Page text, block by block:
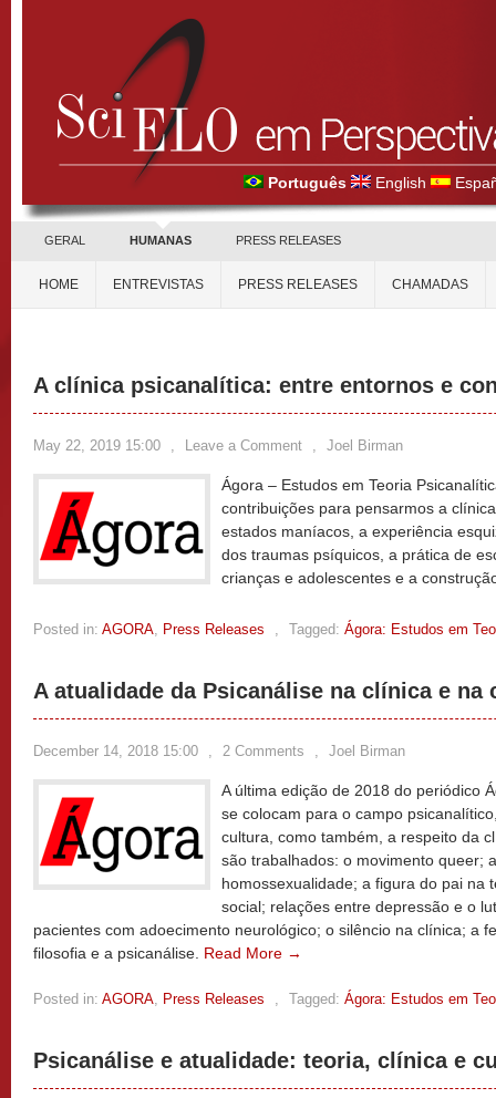
Português English
GERAL HUMANAS PRESS RELEASES
HOME ENTREVISTAS PRESS RELEASES CHAMADAS
A clínica psicanalítica: entre entornos e
May 22, 2019 15:00 , Leave a Comment , Joel Birman
Ágora – Estudos em Teoria
contribuições para pensarmos a
estados maníacos, a experiência
dos traumas psíquicos, a prática de
crianças e adolescentes e a
Posted in: AGORA, Press Releases , Tagged: Ágora: Estudos em
A atualidade da Psicanálise na clínica e na
December 14, 2018 15:00 , 2 Comments , Joel Birman
A última edição de 2018 do periódico
se colocam para o campo
cultura, como também, a respeito da
são trabalhados: o movimento queer;
homossexualidade; a figura do pai na
social; relações entre depressão e o
pacientes com adoecimento neurológico; o silêncio na clínica; a
filosofia e a psicanálise. Read More →
Posted in: AGORA, Press Releases , Tagged: Ágora: Estudos em
Psicanálise e atualidade: teoria, clínica e